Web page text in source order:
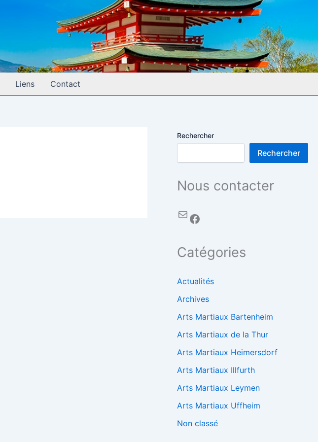
Liens Contact
Rechercher
Rechercher
Nous contacter
Catégories
Actualités
Archives
Arts Martiaux Bartenheim
Arts Martiaux de la Thur
Arts Martiaux Heimersdorf
Arts Martiaux Illfurth
Arts Martiaux Leymen
Arts Martiaux Uffheim
Non classé